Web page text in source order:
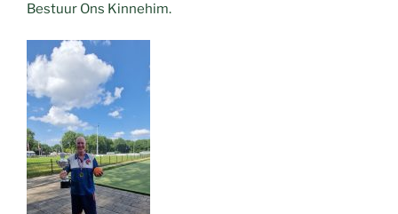
Bestuur Ons Kinnehim.